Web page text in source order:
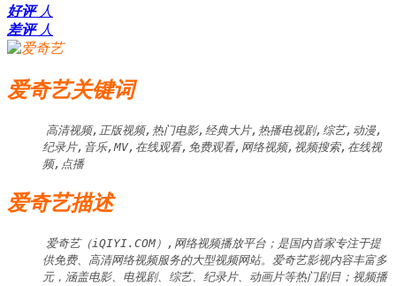
好评 人
差评 人
爱奇艺关键词
高清视频,正版视频,热门电影,经典大片,热播电视剧,综艺,动漫,
纪录片,音乐,MV,在线观看,免费观看,网络视频,视频搜索,在线视
频,点播
爱奇艺描述
爱奇艺（iQIYI.COM）,网络视频播放平台；是国内首家专注于提
供免费、高清网络视频服务的大型视频网站。爱奇艺影视内容丰富多
元，涵盖电影、电视剧、综艺、纪录片、动画片等热门剧目；视频播